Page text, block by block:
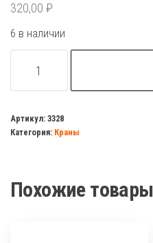
320,00 ₽
6 в наличии
товара
шаровый
газовый
г
Артикул: 3328
Категория: Краны
Похожие товары